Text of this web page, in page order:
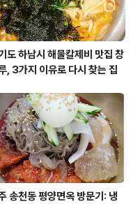
도 하남시 해물칼제비 맛집 창
, 3가지 이유로 다시 찾는 집
송천동 평양면옥 방문기: 냉